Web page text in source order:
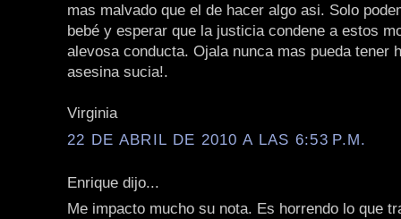
mas malvado que el de hacer algo asi. Solo
bebé y esperar que la justicia condene a estos
alevosa conducta. Ojala nunca mas pueda tener
asesina sucia!.
Virginia
22 DE ABRIL DE 2010 A LAS 6:53 P.M.
Enrique dijo...
Me impacto mucho su nota. Es horrendo lo que